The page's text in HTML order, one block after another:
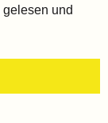
gelesen und